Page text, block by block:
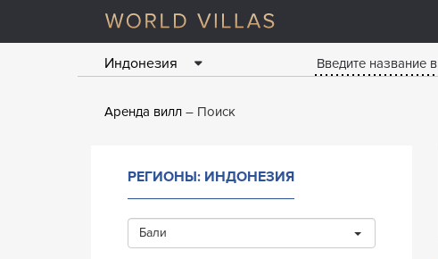
Индонезия
Аренда вилл Поиск
РЕГИОНЫ: ИНДОНЕЗИЯ
Бали